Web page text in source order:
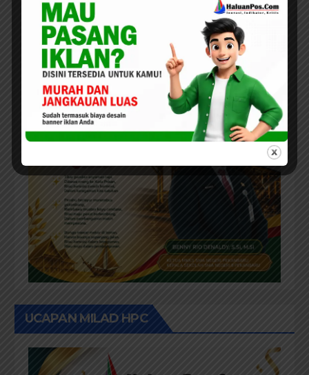
UCAPAN MILAD HPC